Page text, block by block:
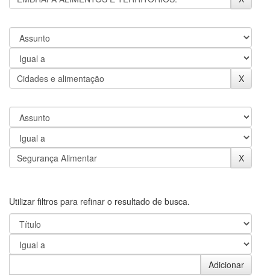
Utilizar filtros para refinar o resultado de busca.